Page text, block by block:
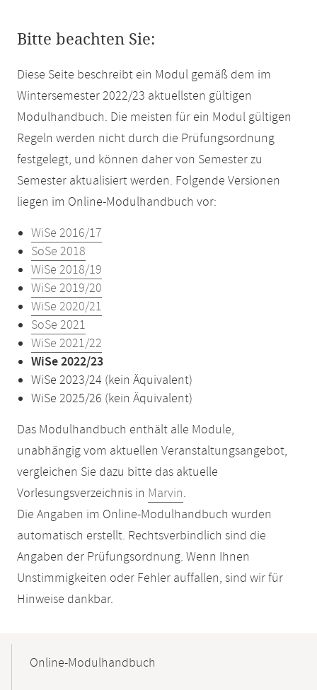
Bitte beachten Sie:
Diese Seite beschreibt ein Modul gemäß dem im
Wintersemester 2022/23 aktuellsten gültigen
Modulhandbuch. Die meisten für ein Modul gültigen
Regeln werden nicht durch die Prüfungsordnung
festgelegt, und können daher von Semester zu
Semester aktualisiert werden. Folgende Versionen
liegen im Online-Modulhandbuch vor:
WiSe 2016/17
SoSe 2018
WiSe 2018/19
WiSe 2019/20
WiSe 2020/21
SoSe 2021
WiSe 2021/22
WiSe 2022/23
WiSe 2023/24 (kein Äquivalent)
WiSe 2025/26 (kein Äquivalent)
Das Modulhandbuch enthält alle Module,
unabhängig vom aktuellen Veranstaltungsangebot,
vergleichen Sie dazu bitte das aktuelle
Vorlesungsverzeichnis in Marvin.
Die Angaben im Online-Modulhandbuch wurden
automatisch erstellt. Rechtsverbindlich sind die
Angaben der Prüfungsordnung. Wenn Ihnen
Unstimmigkeiten oder Fehler auffallen, sind wir für
Hinweise dankbar.
NavigationOnline-Modulhandbuch